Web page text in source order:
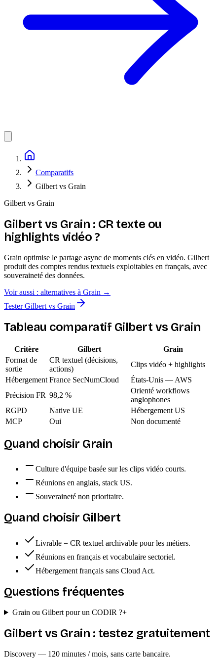
Comparatifs
Gilbert vs Grain
Gilbert vs Grain
Gilbert vs Grain : CR texte ou
highlights vidéo ?
Grain optimise le partage async de moments clés en vidéo. Gilbert
produit des comptes rendus textuels exploitables en français, avec
souveraineté des données.
Voir aussi : alternatives à Grain →
Tester Gilbert vs Grain
Tableau comparatif Gilbert vs Grain
Critère Gilbert
Grain
Format de
sortie
CR textuel (décisions,
actions)
Clips vidéo + highlights
Hébergement France SecNumCloud
États-Unis — AWS
Précision FR 98,2 %
Orienté workflows
anglophones
RGPD
Native UE
Hébergement US
MCP
Oui Non documenté
Quand choisir Grain
Culture d'équipe basée sur les clips vidéo courts.
Réunions en anglais, stack US.
Souveraineté non prioritaire.
Quand choisir Gilbert
Livrable = CR textuel archivable pour les métiers.
Réunions en français et vocabulaire sectoriel.
Hébergement français sans Cloud Act.
Questions fréquentes
Grain ou Gilbert pour un CODIR ?+
Gilbert vs Grain : testez gratuitement
Discovery — 120 minutes / mois, sans carte bancaire.